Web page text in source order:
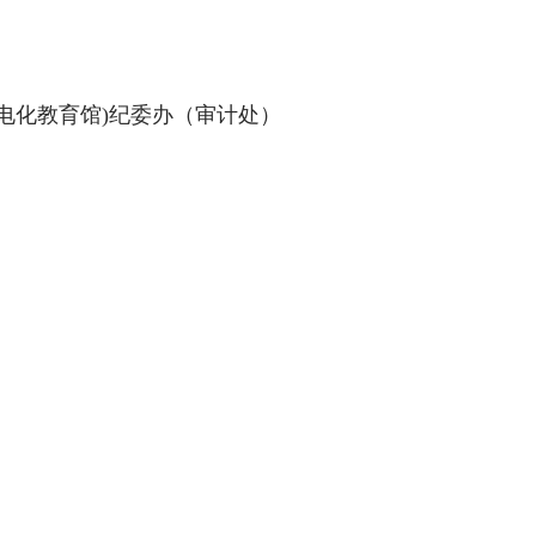
教育馆)纪委办（审计处）